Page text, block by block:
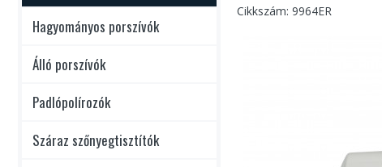
Hagyományos porszívók
Álló porszívók
Padlópolírozók
Száraz szőnyegtisztítók
Cikkszám: 9964ER